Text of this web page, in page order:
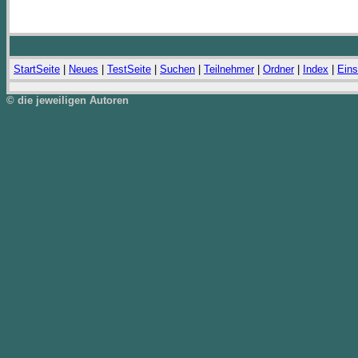
StartSeite Neues TestSeite Suchen Teilnehmer| Ordner| Index
© die jeweiligen Autoren